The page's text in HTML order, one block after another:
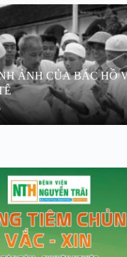
ẢNH CỦA BÁC HỒ VỚI